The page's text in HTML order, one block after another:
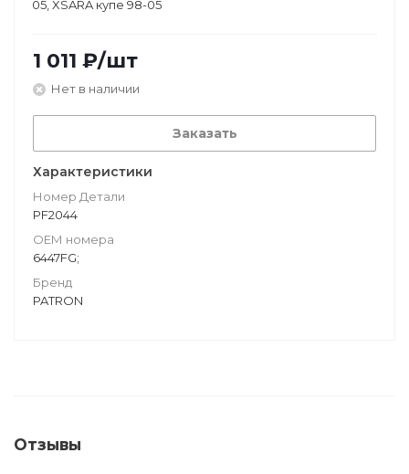
05, XSARA купе 98-05
1 011 ₽/шт
Нет в наличии
Заказать
Характеристики
Номер Детали
PF2044
ОЕМ номера
6447FG;
Бренд
PATRON
Отзывы